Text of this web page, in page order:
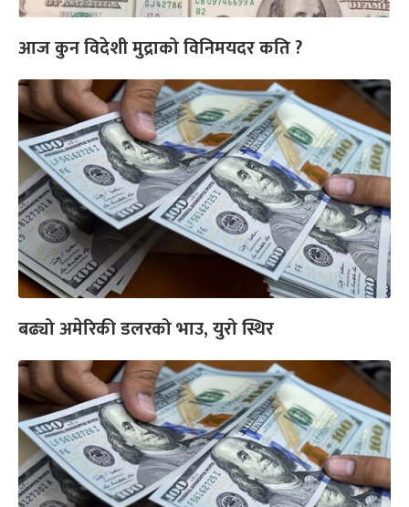
आज कुन विदेशी मुद्राको विनिमयदर कति ?
बढ्यो अमेरिकी डलरको भाउ, युरो स्थिर